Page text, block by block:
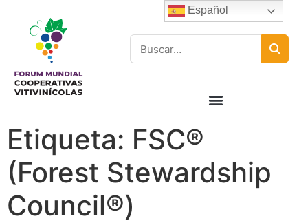
Etiqueta: FSC®
(Forest Stewardship
Council®)
Español